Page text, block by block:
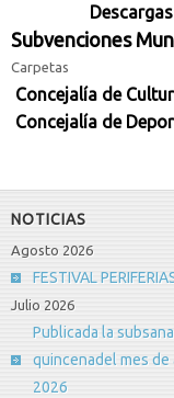
Subvenciones
Carpetas
Concejalía de
Concejalía de
NOTICIAS
Agosto 2026
FESTIVAL
Julio 2026
Publicada la
quincenadel mes de
2026